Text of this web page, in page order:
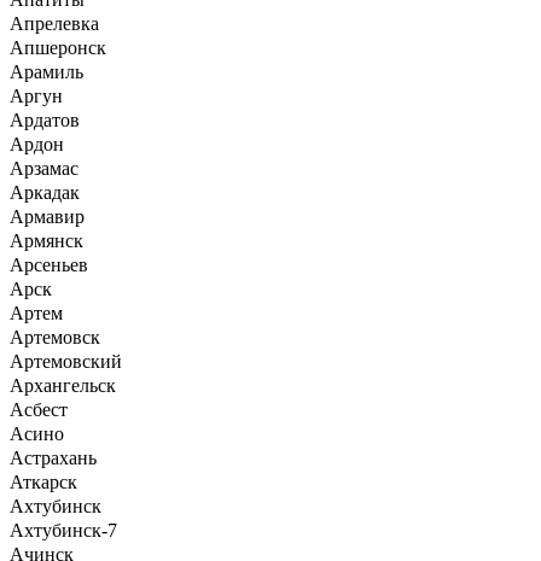
Апрелевка
Апшеронск
Арамиль
Аргун
Ардатов
Ардон
Арзамас
Аркадак
Армавир
Армянск
Арсеньев
Арск
Артем
Артемовск
Артемовский
Архангельск
Асбест
Асино
Астрахань
Аткарск
Ахтубинск
Ахтубинск-7
Ачинск